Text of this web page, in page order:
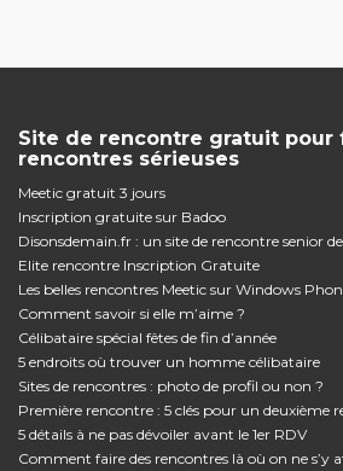
Site de rencontre gratuit pour
rencontres sérieuses
Meetic gratuit 3 jours
Inscription gratuite sur Badoo
Disonsdemain.fr : un site de rencontre senior
Elite rencontre Inscription Gratuite
Les belles rencontres Meetic sur Windows
Comment savoir si elle m’aime ?
Célibataire spécial fêtes de fin d’année
5 endroits où trouver un homme célibataire
Sites de rencontres : photo de profil ou non ?
Première rencontre : 5 clés pour un deuxième
5 détails à ne pas dévoiler avant le 1er RDV
Comment faire des rencontres là où on ne s’y